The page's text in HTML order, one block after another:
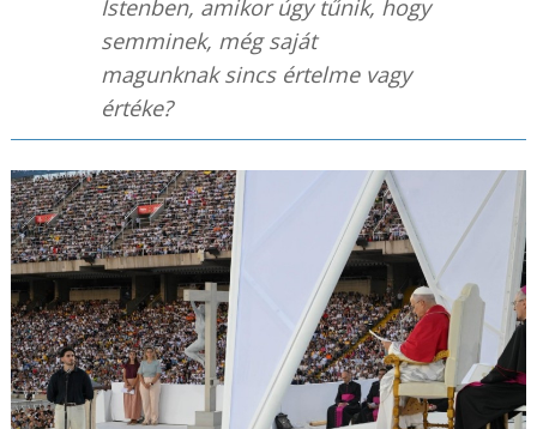
Istenben, amikor úgy tűnik, hogy
semminek, még saját
magunknak sincs értelme vagy
értéke?